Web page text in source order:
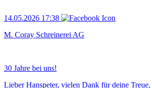
14.05.2026 17:38
M. Coray Schreinerei AG
30 Jahre bei uns!
Lieber Hanspeter, vielen Dank für deine